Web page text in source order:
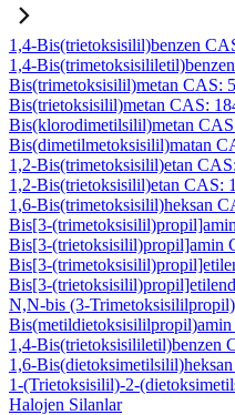
1,4-Bis(trietoksisilil)benzen
1,4-
Bis(trimetoksisilil)metan CAS:
Bis(trietoksisilil)metan CAS:
Bis(klorodimetilsilil)metan
Bis(dimetilmetoksisilil)matan
1,2-Bis(trimetoksisilil)etan
1,2-Bis(trietoksisilil)etan CAS:
1,6-Bis(trimetoksisilil)heksan
Bis[3-
Bis[3-(trietoksisilil)propil]amin
Bis[3-
Bis[3-
N,N-bis (3-
1,4-Bis(trietoksisililetil)benzen
1,6-
1-(Trietoksisilil)-2-
Halojen Silanlar